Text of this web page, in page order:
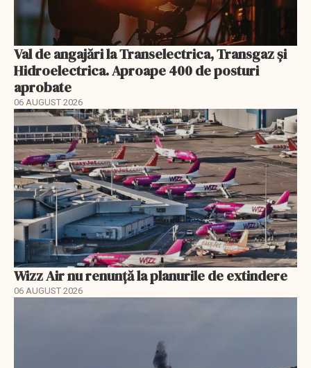
Val de angajări la Transelectrica, Transgaz și
Hidroelectrica. Aproape 400 de posturi
aprobate
06 AUGUST 2026
Wizz Air nu renunță la planurile de extindere
06 AUGUST 2026